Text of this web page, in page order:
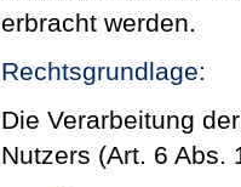
erbracht werden.
Rechtsgrundlage:
Die Verarbeitung
Nutzers (Art. 6 Abs.